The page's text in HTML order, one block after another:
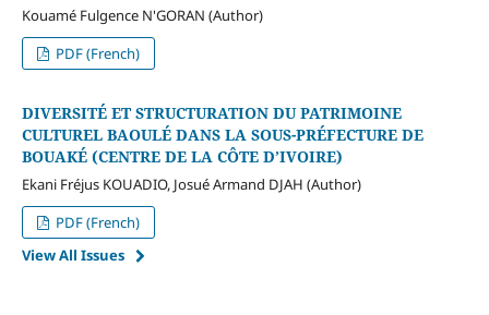
Kouamé Fulgence N'GORAN (Author)
PDF (French)
DIVERSITÉ ET STRUCTURATION DU PATRIMOINE
CULTUREL BAOULÉ DANS LA SOUS-PRÉFECTURE DE
BOUAKÉ (CENTRE DE LA CÔTE D’IVOIRE)
Ekani Fréjus KOUADIO, Josué Armand DJAH (Author)
PDF (French)
View All Issues